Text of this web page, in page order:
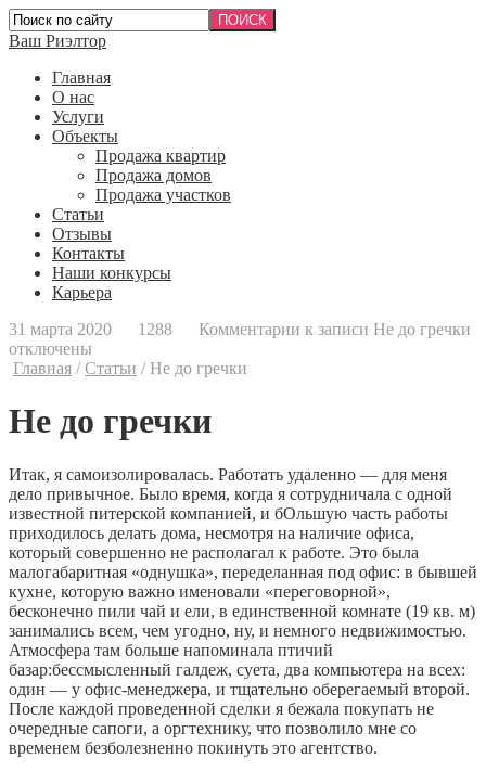
Ваш Риэлтор
Главная
О нас
Услуги
Объекты
Продажа квартир
Продажа домов
Продажа участков
Статьи
Отзывы
Контакты
Наши конкурсы
Карьера
31 марта 2020
1288 Комментарии к записи Не до гречки
отключены
Главная /Статьи /Не до гречки
Не до гречки
Итак, я самоизолировалась. Работать удаленно — для меня
дело привычное. Было время, когда я сотрудничала с одной
известной питерской компанией, и бОльшую часть работы
приходилось делать дома, несмотря на наличие офиса,
который совершенно не располагал к работе. Это была
малогабаритная «однушка», переделанная под офис: в бывшей
кухне, которую важно именовали «переговорной»,
бесконечно пили чай и ели, в единственной комнате (19 кв. м)
занимались всем, чем угодно, ну, и немного недвижимостью.
Атмосфера там больше напоминала птичий
базар:бессмысленный галдеж, суета, два компьютера на всех:
один — у офис-менеджера, и тщательно оберегаемый второй.
После каждой проведенной сделки я бежала покупать не
очередные сапоги, а оргтехнику, что позволило мне со
временем безболезненно покинуть это агентство.